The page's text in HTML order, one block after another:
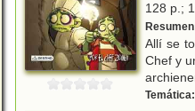
128 p.;
Allí se
Chef y
Temática: